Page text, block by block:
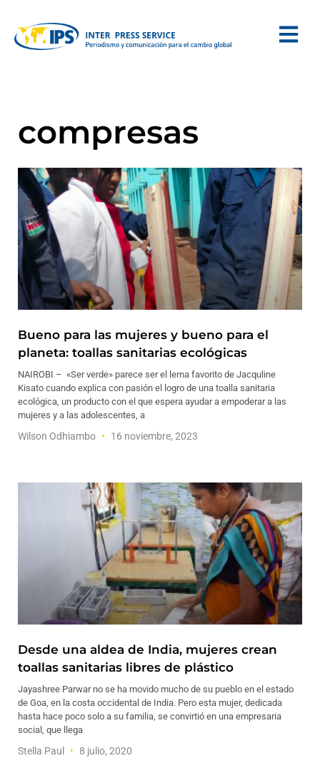
compresas
Bueno para las mujeres y bueno para el
planeta: toallas sanitarias ecológicas
NAIROBI – «Ser verde» parece ser el lema favorito de Jacquline
Kisato cuando explica con pasión el logro de una toalla sanitaria
ecológica, un producto con el que espera ayudar a empoderar a las
mujeres y a las adolescentes, a
Wilson Odhiambo 16 noviembre, 2023
Desde una aldea de India, mujeres crean
toallas sanitarias libres de plástico
Jayashree Parwar no se ha movido mucho de su pueblo en el estado
de Goa, en la costa occidental de India. Pero esta mujer, dedicada
hasta hace poco solo a su familia, se convirtió en una empresaria
social, que llega
Stella Paul 8 julio, 2020